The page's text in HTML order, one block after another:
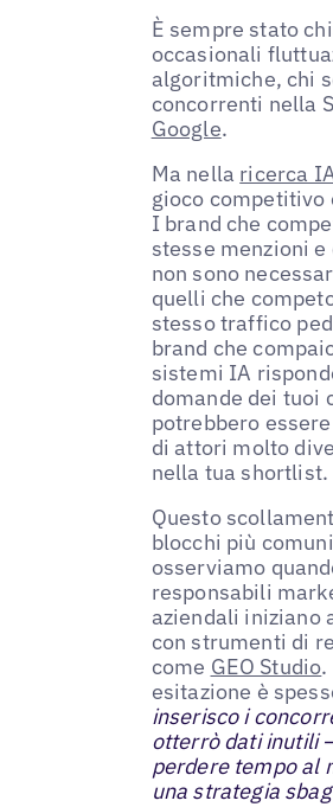
È sempre stato
occasionali
algoritmiche, chi
concorrenti nella
Google.
Ma nella ricerca
gioco competitivo
I brand che
stesse menzioni
non sono
quelli che
stesso traffico
brand che
sistemi IA
domande dei tuoi
potrebbero
di attori molto
nella tua shortlist.
Questo
blocchi più
osserviamo
responsabili
aziendali iniziano
con strumenti di
come GEO Studio.
esitazione è
inserisco i
otterrò dati inutili
perdere tempo al
una strategia